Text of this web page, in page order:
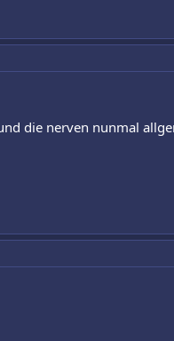
die nerven nunmal